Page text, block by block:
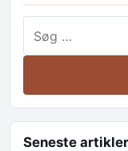
Seneste artikler